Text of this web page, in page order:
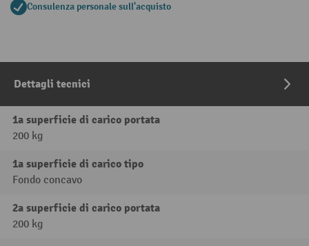
Consulenza personale sull'acquisto
Dettagli tecnici
1a superficie di carico portata
200 kg
1a superficie di carico tipo
Fondo concavo
2a superficie di carico portata
200 kg